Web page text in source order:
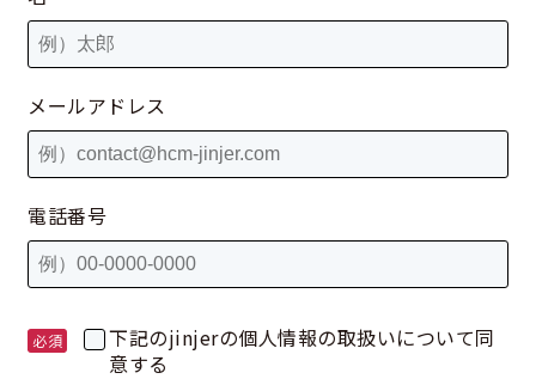
メールアドレス
電話番号
下記のjinjerの個人情報の取扱いについて同
意する